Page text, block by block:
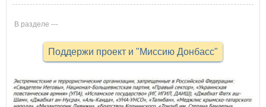
В разделе ---
Поддержи проект и "Миссию Донбасс"